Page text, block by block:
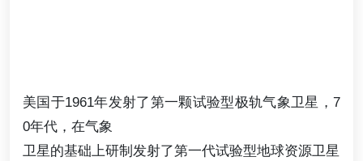
美国于1961年发射了第一颗试验型极轨气象卫星，7
0年代，在气象
卫星的基础上研制发射了第一代试验型地球资源卫星